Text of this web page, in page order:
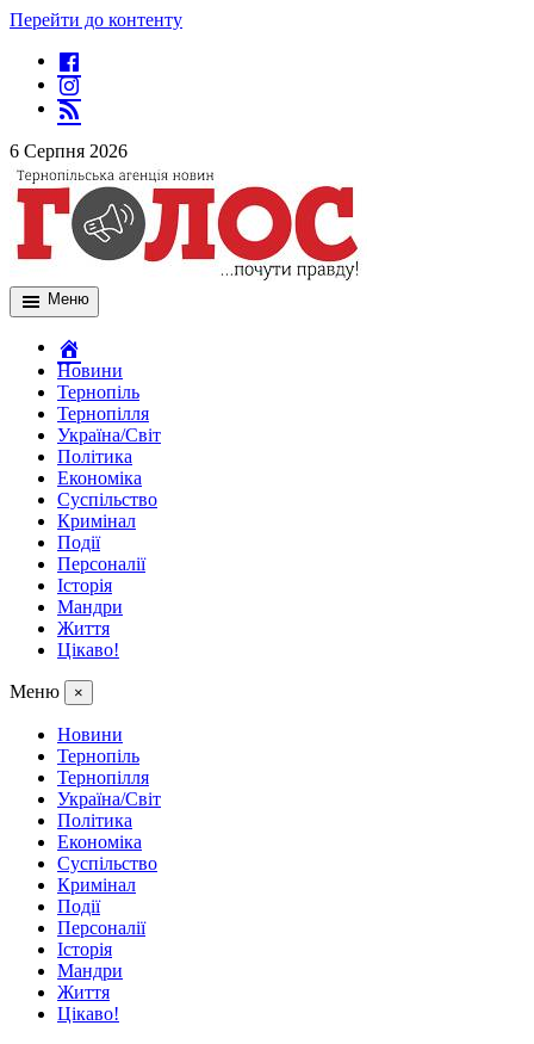
Перейти до контенту
6 Серпня 2026
Меню
Новини
Тернопіль
Тернопілля
Україна/Світ
Політика
Економіка
Суспільство
Кримінал
Події
Персоналії
Історія
Мандри
Життя
Цікаво!
Меню ×
Новини
Тернопіль
Тернопілля
Україна/Світ
Політика
Економіка
Суспільство
Кримінал
Події
Персоналії
Історія
Мандри
Життя
Цікаво!